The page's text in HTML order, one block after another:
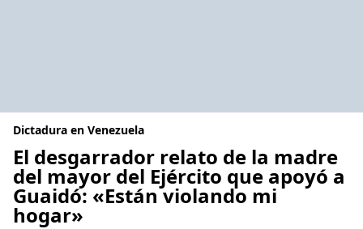
Dictadura en Venezuela
El desgarrador relato de la madre
del mayor del Ejército que apoyó a
Guaidó: «Están violando mi
hogar»